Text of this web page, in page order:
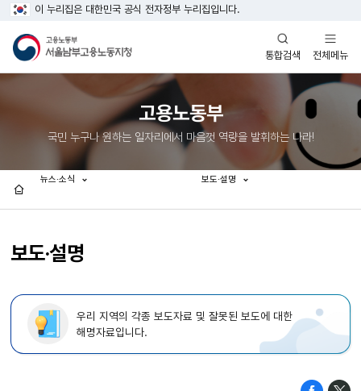
이 누리집은 대한민국 공식 전자정부 누리집입니다.
통합검색
열기
전체메뉴
열기
고용노동부
국민 누구나 원하는 일자리에서 마음껏 역량을 발휘하는 나라!
보도·설명
뉴스·소식 보도·설명
우리 지역의 각종 보도자료 및 잘못된 보도에 대한
해명자료입니다.